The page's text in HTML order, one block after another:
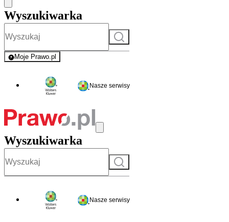
Wyszukiwarka
Szukaj
Moje Prawo.pl
- rejestracja i logowanie do serwisu
Nasze serwisy
Wyszukiwarka
Szukaj
Nasze serwisy